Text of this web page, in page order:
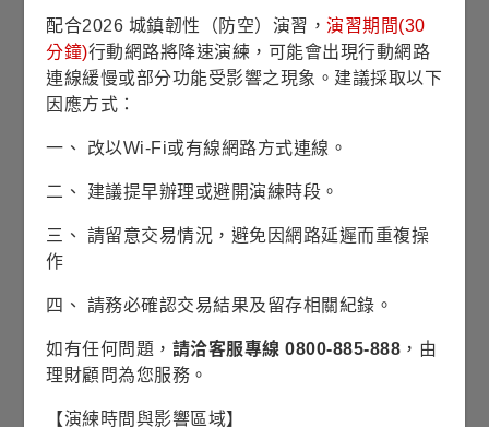
長期成長前景，此外日本的公司治理改革活
動已深入各大小企業，形塑結構性股東權益
報酬率改善利基。公司治理改善提升企業經
營效率與財務回報，不僅有助增添日股投資
身就是過去幾年推升日股上漲的最重要資金
日股延續上行走勢。
相關訊息
產業趨勢
「NIPPON」結構性優勢助推日股漲升趨勢
配合2026 城鎮韌性（防空）演習，演習期間(30
分鐘)行動網路將降速演練，可能會出現行動網路
連線緩慢或部分功能受影響之現象。建議採取以下
因應方式：
一、 改以Wi-Fi或有線網路方式連線。
二、 建議提早辦理或避開演練時段。
三、 請留意交易情況，避免因網路延遲而重複操
作
四、 請務必確認交易結果及留存相關紀錄。
如有任何問題， 請洽客服專線 0800-885-888 ，由
理財顧問為您服務。
【演練時間與影響區域】